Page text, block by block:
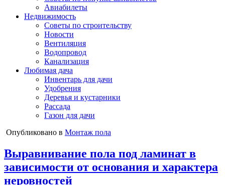
Авиабилеты
Недвижимость
Советы по строительству
Новости
Вентиляция
Водопровод
Канализация
Любимая дача
Инвентарь для дачи
Удобрения
Деревья и кустарники
Рассада
Газон для дачи
Опубликовано в Монтаж пола
Выравнивание пола под ламинат в
зависимости от основания и характера
неровностей